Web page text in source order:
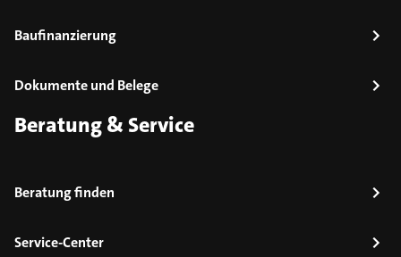
Baufinanzierung
Dokumente und Belege
Beratung & Service
Beratung finden
Service-Center